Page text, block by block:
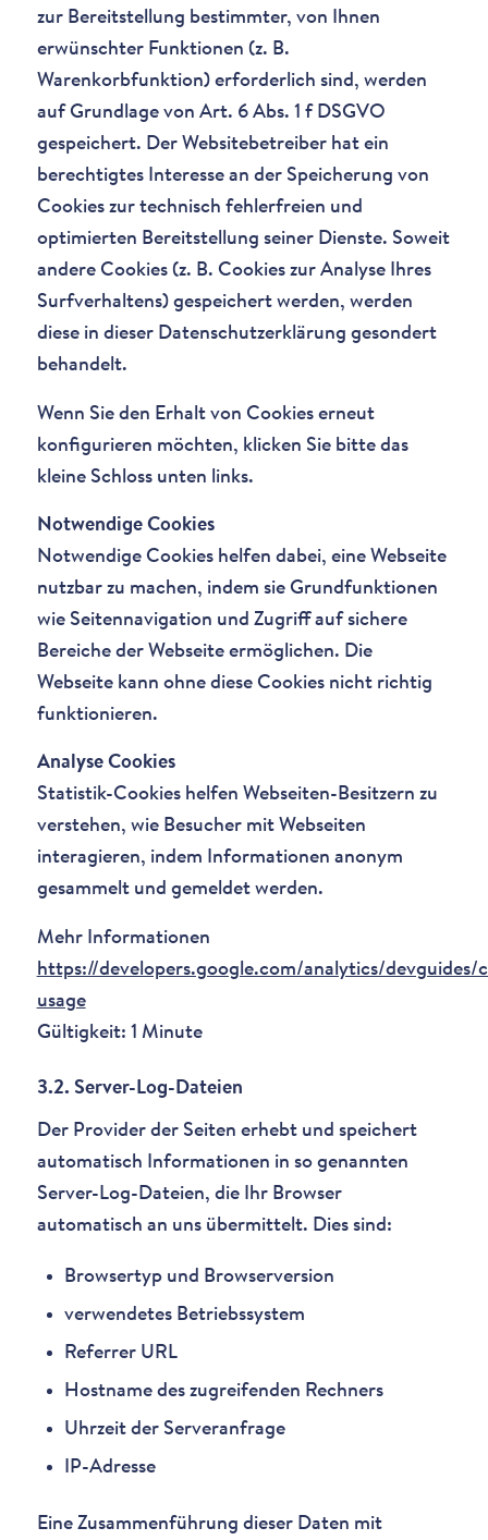
zur Bereitstellung bestimmter, von Ihnen
erwünschter Funktionen (z. B.
Warenkorbfunktion) erforderlich sind, werden
auf Grundlage von Art. 6 Abs. 1 f DSGVO
gespeichert. Der Websitebetreiber hat ein
berechtigtes Interesse an der Speicherung von
Cookies zur technisch fehlerfreien und
optimierten Bereitstellung seiner Dienste. Soweit
andere Cookies (z. B. Cookies zur Analyse Ihres
Surfverhaltens) gespeichert werden, werden
diese in dieser Datenschutzerklärung gesondert
behandelt.
Wenn Sie den Erhalt von Cookies erneut
konfigurieren möchten, klicken Sie bitte das
kleine Schloss unten links.
Notwendige Cookies
Notwendige Cookies helfen dabei, eine Webseite
nutzbar zu machen, indem sie Grundfunktionen
wie Seitennavigation und Zugriff auf sichere
Bereiche der Webseite ermöglichen. Die
Webseite kann ohne diese Cookies nicht richtig
funktionieren.
Analyse Cookies
Statistik-Cookies helfen Webseiten-Besitzern zu
verstehen, wie Besucher mit Webseiten
interagieren, indem Informationen anonym
gesammelt und gemeldet werden.
Mehr Informationen
https://developers.google.com/analytics/
usage
Gültigkeit: 1 Minute
3.2. Server-Log-Dateien
Der Provider der Seiten erhebt und speichert
automatisch Informationen in so genannten
Server-Log-Dateien, die Ihr Browser
automatisch an uns übermittelt. Dies sind:
Browsertyp und Browserversion
verwendetes Betriebssystem
Referrer URL
Hostname des zugreifenden Rechners
Uhrzeit der Serveranfrage
IP-Adresse
Eine Zusammenführung dieser Daten mit